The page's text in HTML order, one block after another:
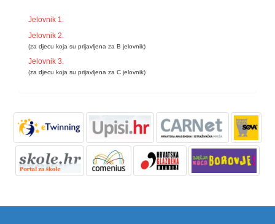
Jelovnik 1.
Jelovnik 2.
(za djecu koja su prijavljena za B jelovnik)
Jelovnik 3.
(za djecu koja su prijavljena za C jelovnik)